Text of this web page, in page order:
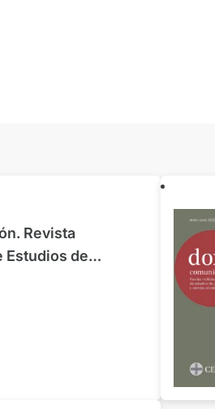
Revista
Estudios de
Sociales.
2021